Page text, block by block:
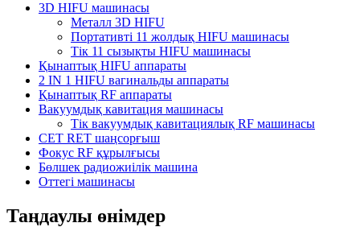
3D HIFU машинасы
Металл 3D HIFU
Портативті 11 жолдық HIFU машинасы
Тік 11 сызықты HIFU машинасы
Қынаптық HIFU аппараты
2 IN 1 HIFU вагинальды аппараты
Қынаптық RF аппараты
Вакуумдық кавитация машинасы
Тік вакуумдық кавитациялық RF машинасы
CET RET шаңсорғыш
Фокус RF құрылғысы
Бөлшек радиожиілік машина
Оттегі машинасы
Таңдаулы өнімдер